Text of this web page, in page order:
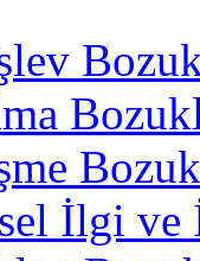
İlgi ve